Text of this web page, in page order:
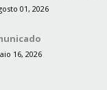
01, 2026
16, 2026